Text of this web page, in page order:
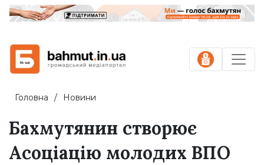
Головна Новини
Бахмутянин створює
Асоціацію молодих ВПО